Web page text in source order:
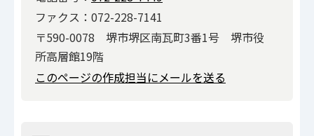
ファクス：072-228-7141
〒590-0078 堺市堺区南瓦町3番1号 堺市役
所高層館19階
このページの作成担当にメールを送る